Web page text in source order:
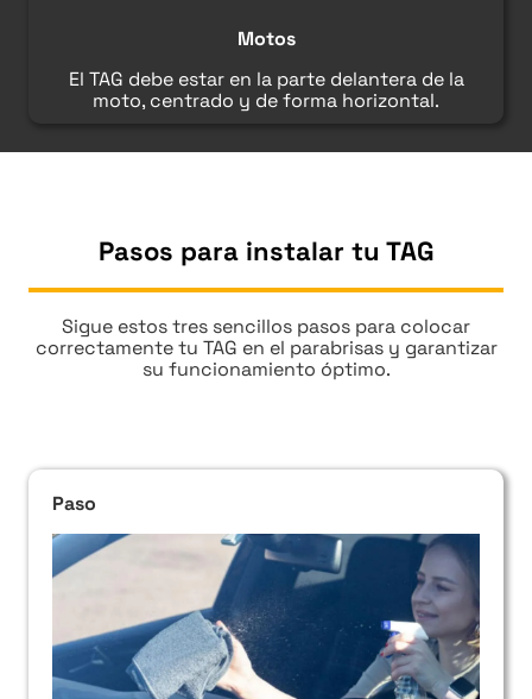
Motos
El TAG debe estar en la parte delantera de la
moto, centrado y de forma horizontal.
Pasos para instalar tu TAG
Sigue estos tres sencillos pasos para colocar
correctamente tu TAG en el parabrisas y garantizar
su funcionamiento óptimo.
Paso